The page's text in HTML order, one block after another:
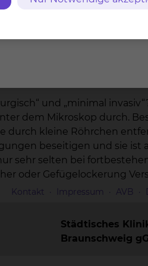
aufstehen und noch
wird in über 90%
und „minimal
dem Mikroskop durch.
durch kleine Röhrchen
beseitigen und sie ist
sehr selten bei
oder Gefügelockerung
Kontakt Impressum AVB
Städtisches
Braunschweig